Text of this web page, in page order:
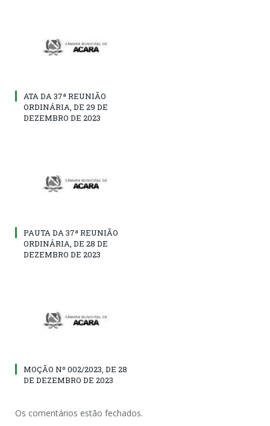
ATA DA 37ª REUNIÃO
ORDINÁRIA, DE 29 DE
DEZEMBRO DE 2023
PAUTA DA 37ª REUNIÃO
ORDINÁRIA, DE 28 DE
DEZEMBRO DE 2023
MOÇÃO Nº 002/2023, DE 28
DE DEZEMBRO DE 2023
Os comentários estão fechados.